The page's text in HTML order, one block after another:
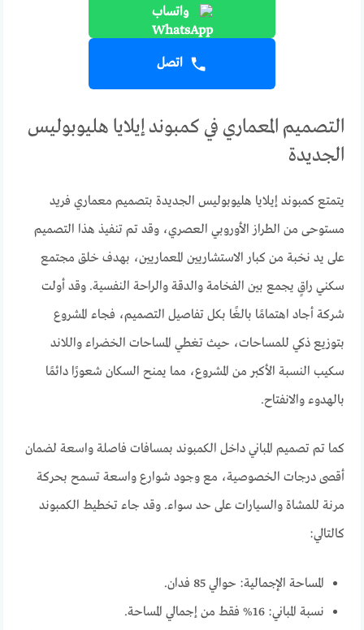
واتساب
اتصل
التصميم المعماري في كمبوند إيلايا هليوبوليس
الجديدة
يتمتع كمبوند إيلايا هليوبوليس الجديدة بتصميم معماري فريد
مستوحى من الطراز الأوروبي العصري، وقد تم تنفيذ هذا التصميم
على يد نخبة من كبار الاستشاريين المعماريين، بهدف خلق مجتمع
سكني راقٍ يجمع بين الفخامة والدقة والراحة النفسية. وقد أولت
شركة أجاد اهتمامًا بالغًا بكل تفاصيل التصميم، فجاء المشروع
بتوزيع ذكي للمساحات، حيث تغطي المساحات الخضراء واللاند
سكيب النسبة الأكبر من المشروع، مما يمنح السكان شعورًا دائمًا
بالهدوء والانفتاح.
كما تم تصميم المباني داخل الكمبوند بمسافات فاصلة واسعة لضمان
أقصى درجات الخصوصية، مع وجود شوارع واسعة تسمح بحركة
مرنة للمشاة والسيارات على حد سواء. وقد جاء تخطيط الكمبوند
كالتالي:
المساحة الإجمالية: حوالي 85 فدان.
نسبة المباني: 16% فقط من إجمالي المساحة.